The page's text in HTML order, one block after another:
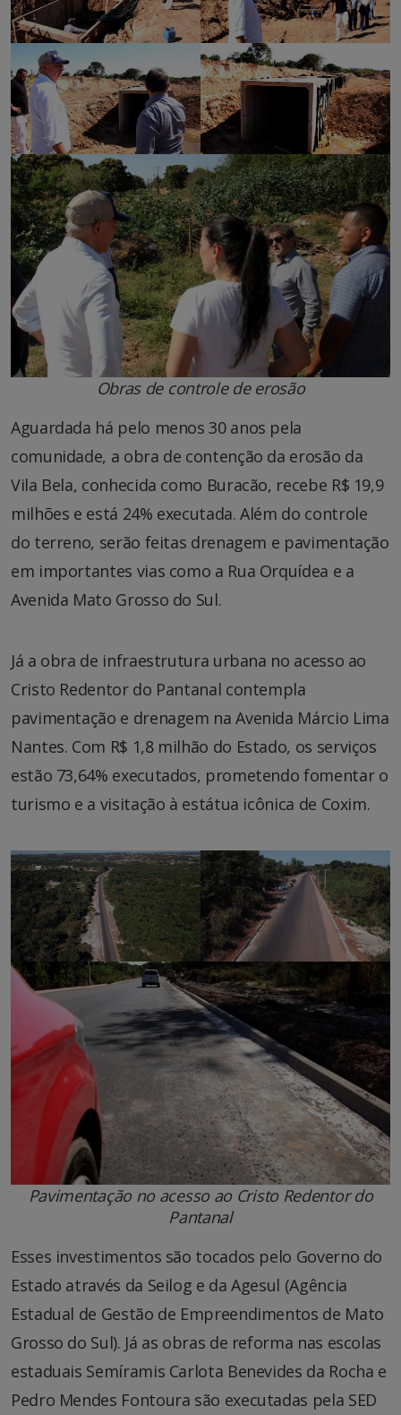
Obras de controle de erosão
Aguardada há pelo menos 30 anos pela
comunidade, a obra de contenção da erosão da
Vila Bela, conhecida como Buracão, recebe R$ 19,9
milhões e está 24% executada. Além do controle
do terreno, serão feitas drenagem e pavimentação
em importantes vias como a Rua Orquídea e a
Avenida Mato Grosso do Sul.
Já a obra de infraestrutura urbana no acesso ao
Cristo Redentor do Pantanal contempla
pavimentação e drenagem na Avenida Márcio Lima
Nantes. Com R$ 1,8 milhão do Estado, os serviços
estão 73,64% executados, prometendo fomentar o
turismo e a visitação à estátua icônica de Coxim.
Pavimentação no acesso ao Cristo Redentor do
Pantanal
Esses investimentos são tocados pelo Governo do
Estado através da Seilog e da Agesul (Agência
Estadual de Gestão de Empreendimentos de Mato
Grosso do Sul). Já as obras de reforma nas escolas
estaduais Semíramis Carlota Benevides da Rocha e
Pedro Mendes Fontoura são executadas pela SED